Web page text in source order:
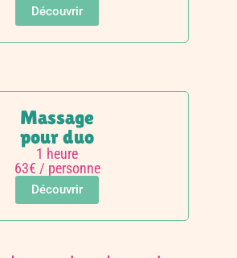
Découvrir
Massage
pour duo
1 heure
63€ / personne
Découvrir